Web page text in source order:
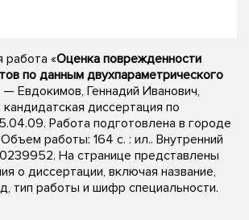
работа «Оценка поврежденности
по данным двухпараметрического
— Евдокимов, Геннадий Иванович,
кандидатская диссертация по
Работа подготовлена в городе
работы: 164 с. : ил.. Внутренний
На странице представлены
о диссертации, включая название,
тип работы и шифр специальности.